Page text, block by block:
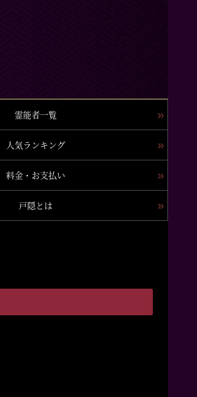
霊能者一覧
人気ランキング
料金・お支払い
戸隠とは